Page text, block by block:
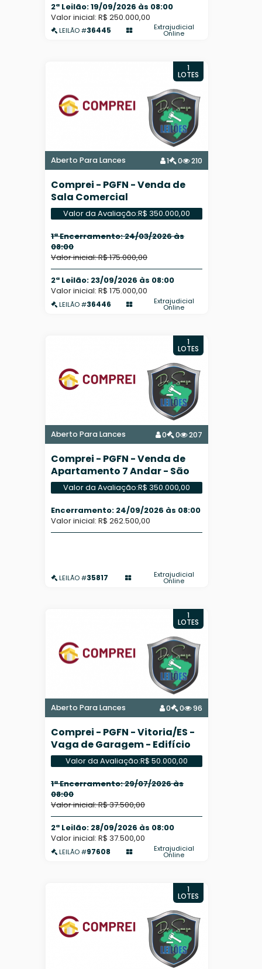
2ª Leilão: 19/09/2026 às 08:00
Valor inicial: R$ 250.000,00
LEILÃO #36445 Extrajudicial
Online
Aberto Para Lances 1 0 210
1
LOTES
Comprei - PGFN - Venda de
Sala Comercial
Valor da Avaliação:R$ 350.000,00
1ª Encerramento: 24/03/2026 às
08:00
Valor inicial: R$ 175.000,00
2ª Leilão: 23/09/2026 às 08:00
Valor inicial: R$ 175.000,00
LEILÃO #36446 Extrajudicial
Online
Aberto Para Lances 0 0 207
1
LOTES
Comprei - PGFN - Venda de
Apartamento 7 Andar - São
Paulo/SP
Valor da Avaliação:R$ 350.000,00
Encerramento: 24/09/2026 às 08:00
Valor inicial: R$ 262.500,00
LEILÃO #35817 Extrajudicial
Online
Aberto Para Lances 0 0 96
1
LOTES
Comprei - PGFN - Vitoria/ES -
Vaga de Garagem - Edifício
Mar Negro
Valor da Avaliação:R$ 50.000,00
1ª Encerramento: 29/07/2026 às
08:00
Valor inicial: R$ 37.500,00
2ª Leilão: 28/09/2026 às 08:00
Valor inicial: R$ 37.500,00
LEILÃO #97608 Extrajudicial
Online
1
LOTES